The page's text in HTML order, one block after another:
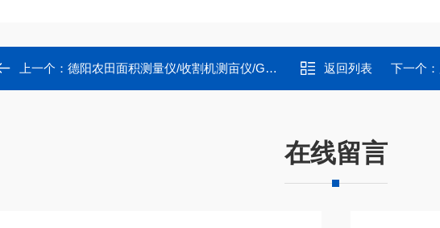
上一个： 德阳农田面积测量仪/收割机测亩仪/GPS面积仪 返回列表 下一个：
在线留言